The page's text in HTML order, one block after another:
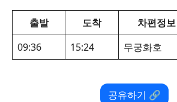
출발 도착 차편정보
09:36
15:24 무궁화호
공유하기 🔗